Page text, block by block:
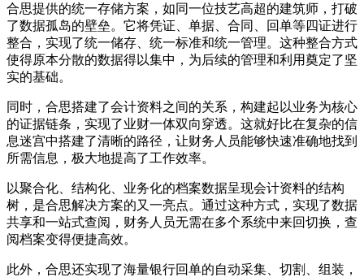
合思提供的统一存储方案，如同一位技艺高超的建筑师，打破
了数据孤岛的壁垒。它将凭证、单据、合同、回单等四证进行
整合，实现了统一储存、统一标准和统一管理。这种整合方式
使得原本分散的数据得以集中，为后续的管理和利用奠定了坚
实的基础。
同时，合思搭建了会计资料之间的关系，构建起以业务为核心
的证据链条，实现了业财一体双向穿透。这就好比在复杂的信
息迷宫中搭建了清晰的路径，让财务人员能够快速准确地找到
所需信息，极大地提高了工作效率。
以聚合化、结构化、业务化的档案数据呈现会计资料的结构
树，是合思解决方案的又一亮点。通过这种方式，实现了数据
共享和一站式查阅，财务人员无需在多个系统中来回切换，查
阅档案变得便捷高效。
此外，合思还实现了海量银行回单的自动采集、切割、组装，